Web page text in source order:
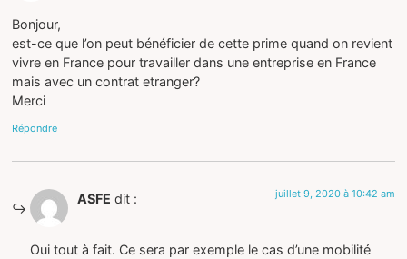
Bonjour,
est-ce que l’on peut bénéficier de cette prime quand on revient
vivre en France pour travailler dans une entreprise en France
mais avec un contrat etranger?
Merci
Répondre
ASFE dit : juillet 9, 2020 à 10:42 am
Oui tout à fait. Ce sera par exemple le cas d’une mobilité